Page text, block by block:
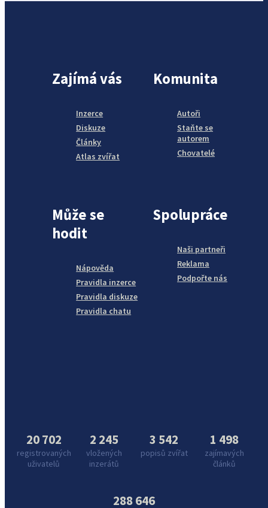
Zajímá vás
Inzerce
Diskuze
Články
Atlas zvířat
Komunita
Autoři
Staňte se
autorem
Chovatelé
Může se
hodit
Nápověda
Pravidla inzerce
Pravidla diskuze
Pravidla chatu
Spolupráce
Naši partneři
Reklama
Podpořte nás
20 702
registrovaných
uživatelů
2 245
vložených
inzerátů
3 542
popisů zvířat
1 498
zajímavých
článků
288 646